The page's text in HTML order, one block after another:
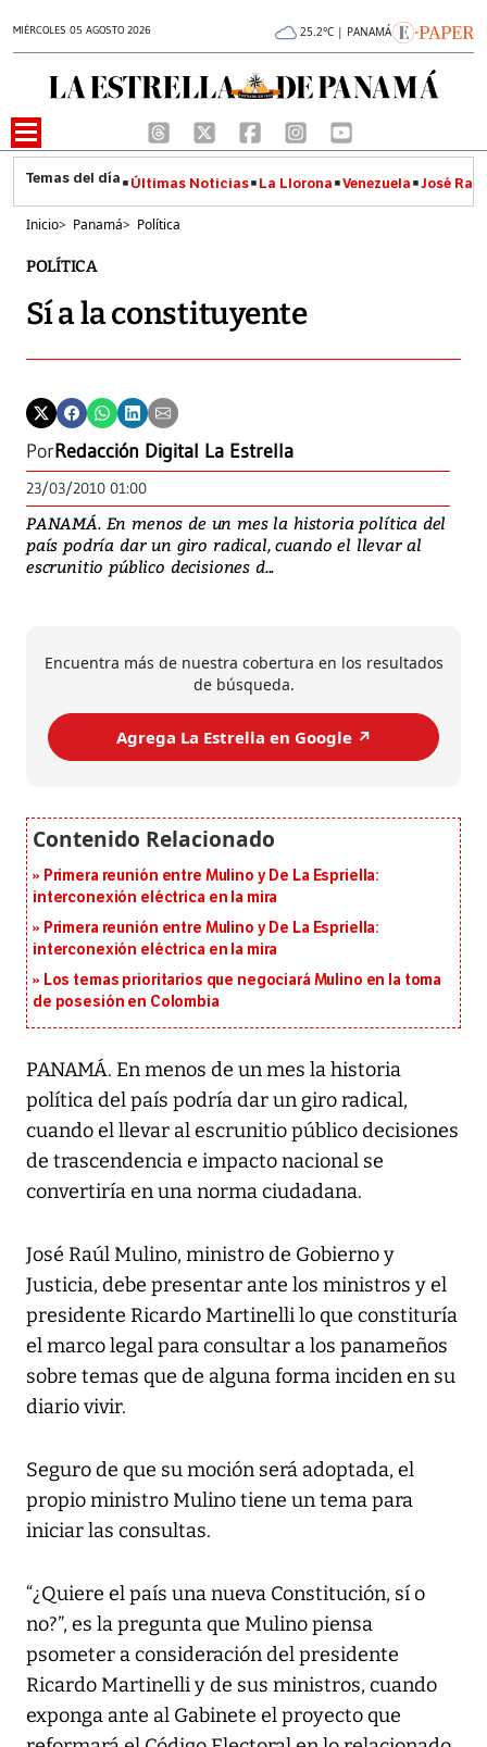
MIÉRCOLES 05 AGOSTO 2026 25.2°C | PANAMÁ
Últimas Noticias La Llorona Venezuela José
Inicio> Panamá> Política
POLÍTICA
Sí a la constituyente
PorRedacción Digital La Estrella
23/03/2010 01:00
PANAMÁ. En menos de un mes la historia política del
país podría dar un giro radical, cuando el llevar al
escrunitio público decisiones d...
Encuentra más de nuestra cobertura en los resultados
de búsqueda.
Agrega La Estrella en Google ↗️
Primera reunión entre Mulino y De La Espriella:
interconexión eléctrica en la mira
Primera reunión entre Mulino y De La Espriella:
interconexión eléctrica en la mira
Los temas prioritarios que negociará Mulino en la toma
de posesión en Colombia
PANAMÁ. En menos de un mes la historia
política del país podría dar un giro radical,
cuando el llevar al escrunitio público decisiones
de trascendencia e impacto nacional se
convertiría en una norma ciudadana.
José Raúl Mulino, ministro de Gobierno y
Justicia, debe presentar ante los ministros y el
presidente Ricardo Martinelli lo que constituría
el marco legal para consultar a los panameños
sobre temas que de alguna forma inciden en su
diario vivir.
Seguro de que su moción será adoptada, el
propio ministro Mulino tiene un tema para
iniciar las consultas.
“¿Quiere el país una nueva Constitución, sí o
no?”, es la pregunta que Mulino piensa
psometer a consideración del presidente
Ricardo Martinelli y de sus ministros, cuando
exponga ante al Gabinete el proyecto que